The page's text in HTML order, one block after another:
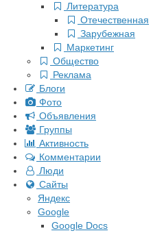
Литература
Отечественная
Зарубежная
Маркетинг
Общество
Реклама
Блоги
Фото
Объявления
Группы
Активность
Комментарии
Люди
Сайты
Яндекс
Google
Google Docs